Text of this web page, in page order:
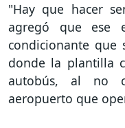
"Hay que hacer
agregó que ese
condicionante
donde la plantilla
autobús, al no
aeropuerto que